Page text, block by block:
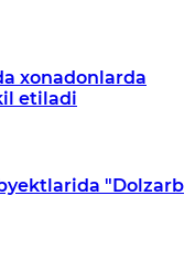
xonadonlarda
etiladi
"Dolzarb